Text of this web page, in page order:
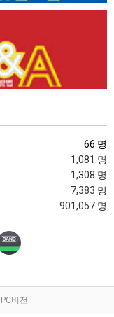
66 명
1,081 명
1,308 명
7,383 명
901,057 명
PC버전